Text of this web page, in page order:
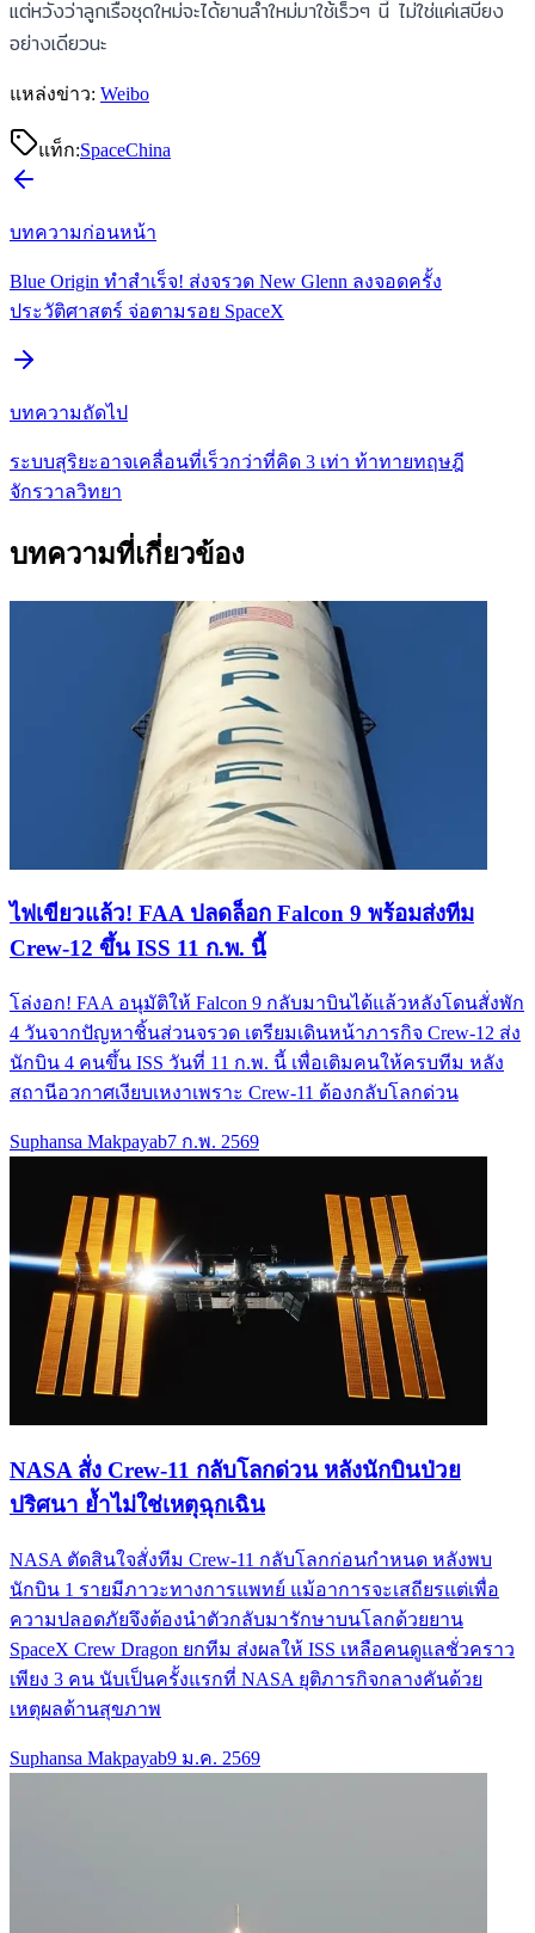
แต่หวังว่าลูกเรือชุดใหม่จะได้ยานลำใหม่มาใช้เร็วๆ นี้ ไม่ใช่แค่เสบียง
อย่างเดียวนะ
แหล่งข่าว: Weibo
แท็ก:SpaceChina
บทความก่อนหน้า
Blue Origin ทำสำเร็จ! ส่งจรวด New Glenn ลงจอดครั้ง
ประวัติศาสตร์ จ่อตามรอย SpaceX
บทความถัดไป
ระบบสุริยะอาจเคลื่อนที่เร็วกว่าที่คิด 3 เท่า ท้าทายทฤษฎี
จักรวาลวิทยา
บทความที่เกี่ยวข้อง
ไฟเขียวแล้ว! FAA ปลดล็อก Falcon 9 พร้อมส่งทีม
Crew-12 ขึ้น ISS 11 ก.พ. นี้
โล่งอก! FAA อนุมัติให้ Falcon 9 กลับมาบินได้แล้วหลังโดนสั่งพัก
4 วันจากปัญหาชิ้นส่วนจรวด เตรียมเดินหน้าภารกิจ Crew-12 ส่ง
นักบิน 4 คนขึ้น ISS วันที่ 11 ก.พ. นี้ เพื่อเติมคนให้ครบทีม หลัง
สถานีอวกาศเงียบเหงาเพราะ Crew-11 ต้องกลับโลกด่วน
Suphansa Makpayab7 ก.พ. 2569
NASA สั่ง Crew-11 กลับโลกด่วน หลังนักบินป่วย
ปริศนา ย้ำไม่ใช่เหตุฉุกเฉิน
NASA ตัดสินใจสั่งทีม Crew-11 กลับโลกก่อนกำหนด หลังพบ
นักบิน 1 รายมีภาวะทางการแพทย์ แม้อาการจะเสถียรแต่เพื่อ
ความปลอดภัยจึงต้องนำตัวกลับมารักษาบนโลกด้วยยาน
SpaceX Crew Dragon ยกทีม ส่งผลให้ ISS เหลือคนดูแลชั่วคราว
เพียง 3 คน นับเป็นครั้งแรกที่ NASA ยุติภารกิจกลางคันด้วย
เหตุผลด้านสุขภาพ
Suphansa Makpayab9 ม.ค. 2569